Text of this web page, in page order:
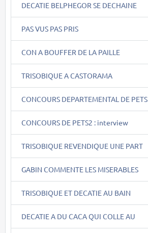
DECATIE BELPHEGOR SE DECHAINE
PAS VUS PAS PRIS
CON A BOUFFER DE LA PAILLE
TRISOBIQUE A CASTORAMA
CONCOURS DEPARTEMENTAL DE PETS
CONCOURS DE PETS2 : interview
TRISOBIQUE REVENDIQUE UNE PART
GABIN COMMENTE LES MISERABLES
TRISOBIQUE ET DECATIE AU BAIN
DECATIE A DU CACA QUI COLLE AU